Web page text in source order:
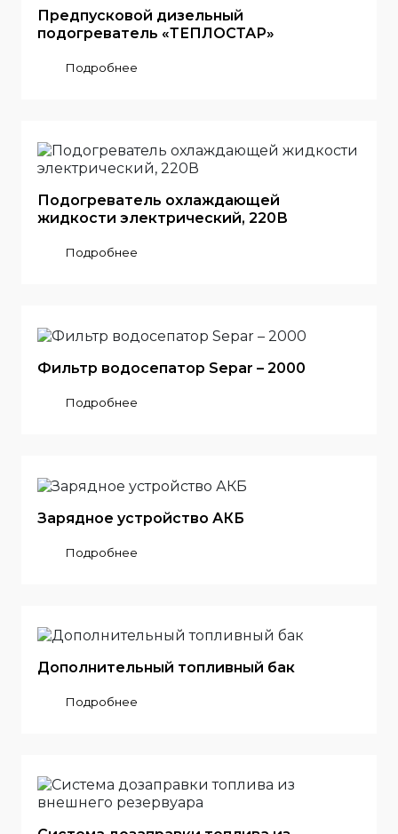
Предпусковой дизельный
подогреватель «ТЕПЛОСТАР»
Подробнее
Подогреватель охлаждающей
жидкости электрический, 220В
Подробнее
Фильтр водосепатор Separ – 2000
Подробнее
Зарядное устройство АКБ
Подробнее
Дополнительный топливный бак
Подробнее